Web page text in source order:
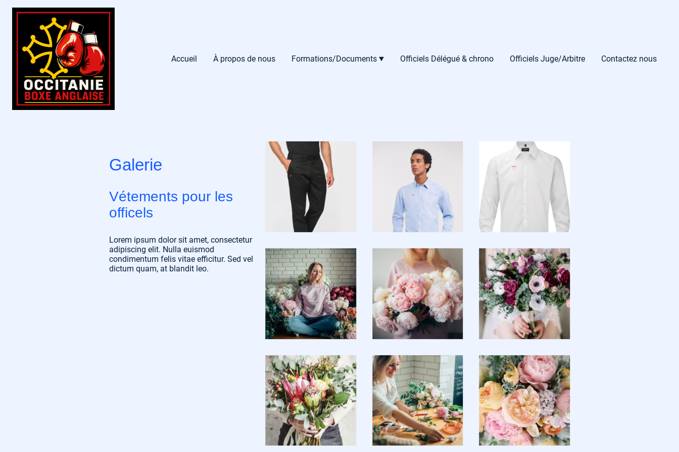
Accueil À propos de nous Formations/Documents Officiels Délégué & chrono Officiels Juge/Arbitre Contactez nous
Galerie
Vétements pour les
officels
Lorem ipsum dolor sit amet, consectetur
adipiscing elit. Nulla euismod
condimentum felis vitae efficitur. Sed vel
dictum quam, at blandit leo.